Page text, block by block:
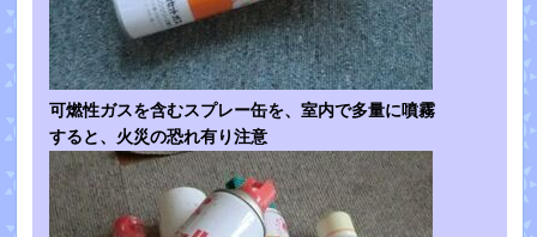
可燃性ガスを含むスプレー缶を、室内で多量に噴霧
すると、火災の恐れ有り注意